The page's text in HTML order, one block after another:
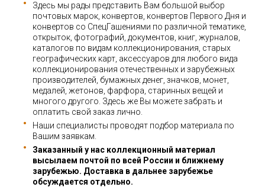
Здесь мы рады представить Вам большой выбор
почтовых марок, конвертов, конвертов Первого Дня и
конвертов со СпецГашениями по различной тематике,
открыток, фотографий, документов, книг, журналов,
каталогов по видам коллекционирования, старых
географических карт, аксессуаров для любого вида
коллекционирования отечественных и зарубежных
производителей, бумажных денег, значков, монет,
медалей, жетонов, фарфора, старинных вещей и
многого другого. Здесь же Вы можете забрать и
оплатить свой заказ лично.
Наши специалисты проводят подбор материала по
Вашим заявкам.
Заказанный у нас коллекционный материал
высылаем почтой по всей России и ближнему
зарубежью. Доставка в дальнее зарубежье
обсуждается отдельно.